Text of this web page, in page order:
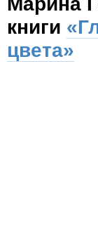
книги
цвета»